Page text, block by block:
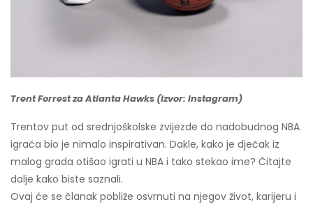
Trent Forrest za Atlanta Hawks (Izvor: Instagram)
Trentov put od srednjoškolske zvijezde do nadobudnog NBA
igrača bio je nimalo inspirativan. Dakle, kako je dječak iz
malog grada otišao igrati u NBA i tako stekao ime? Čitajte
dalje kako biste saznali.
Ovaj će se članak pobliže osvrnuti na njegov život, karijeru i